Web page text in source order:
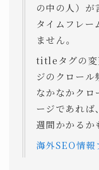
の中の人）が
タイムフレー
ません。
titleタグの変
ジのクロール
なかなかクロ
ージであれ
週間かかるか
海外SEO情報